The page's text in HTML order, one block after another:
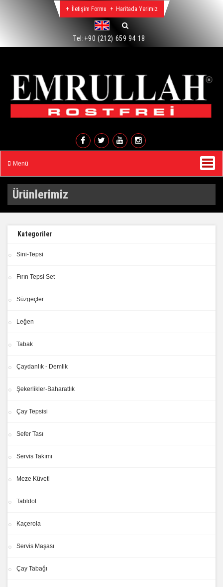
Tel:+90 (212) 659 94 18
İletişim Formu Haritada Yerimiz
Menü
Ürünlerimiz
Kategoriler
Sini-Tepsi
Fırın Tepsi Set
Süzgeçler
Leğen
Tabak
Çaydanlık - Demlik
Şekerlikler-Baharatlık
Çay Tepsisi
Sefer Tası
Servis Takımı
Meze Küveti
Tabldot
Kaçerola
Servis Maşası
Çay Tabağı